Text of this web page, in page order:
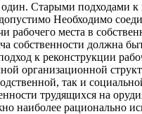
Старыми подходами к
Необходимо
рабочего места в
собственности должна
к реконструкции
организационной
так и
трудящихся на
наиболее рационально